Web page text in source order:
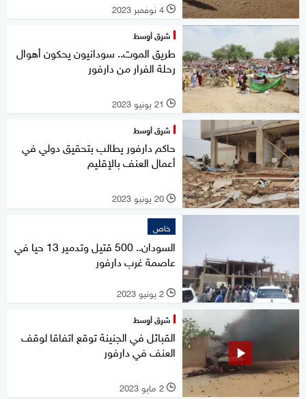
l 4 نوفمبر 2023
شرق أوسط
طريق الموت.. سودانيون يحكون أهوال
رحلة الفرار من دارفور
l 21 يونيو 2023
شرق أوسط
حاكم دارفور يطالب بتحقيق دولي في
أعمال العنف بالإقليم
l 20 يونيو 2023
خاص
السودان.. 500 قتيل وتدمير 13 حيا في
عاصمة غرب دارفور
l 2 يونيو 2023
شرق أوسط
القبائل في الجنينة توقع اتفاقا لوقف
العنف في دارفور
l 2 مايو 2023